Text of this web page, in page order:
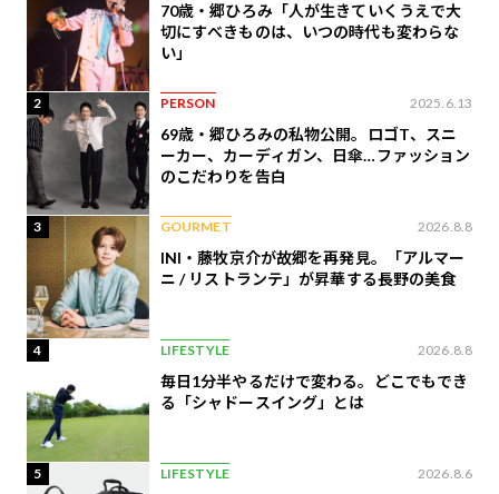
70歳・郷ひろみ「人が生きていくうえで大
切にすべきものは、いつの時代も変わらな
い」
2 PERSON 2025.6.13
69歳・郷ひろみの私物公開。ロゴT、スニ
ーカー、カーディガン、日傘…ファッション
のこだわりを告白
3 GOURMET 2026.8.8
INI・藤牧京介が故郷を再発見。「アルマー
ニ / リストランテ」が昇華する長野の美食
4 LIFESTYLE 2026.8.8
毎日1分半やるだけで変わる。どこでもでき
る「シャドースイング」とは
5 LIFESTYLE 2026.8.6